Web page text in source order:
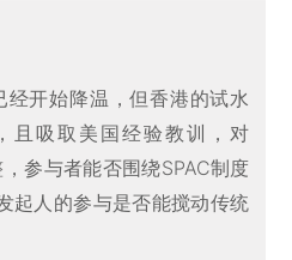
经开始降温，但香港的试水
且吸取美国经验教训，对
参与者能否围绕SPAC制度
起人的参与是否能搅动传统